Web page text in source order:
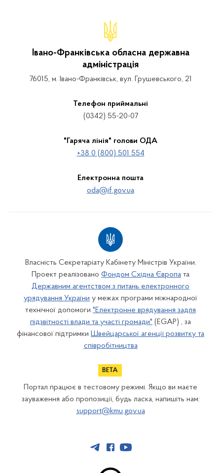
Івано-Франківська обласна державна
адміністрація
76015, м. Івано-Франківськ, вул. Грушевського, 21
Телефон приймальні
(0342) 55-20-07
"Гаряча лінія" голови ОДА
+38 0 (800) 501 554
Електронна пошта
oda@if.gov.ua
Власність Секретаріату Кабінету Міністрів України.
Проект реалізовано Фондом Східна Європа та
Державним агентством з питань електронного
урядування України у межах програми міжнародної
технічної допомоги "Електронне врядування задля
підзвітності влади та участі громади" (EGAP) , за
фінансової підтримки Швейцарської агенції розвитку та
співробітництва
Портал працює в тестовому режимі. Якщо ви маєте
зауваження або пропозиції, будь ласка, напишіть нам:
support@kmu.gov.ua